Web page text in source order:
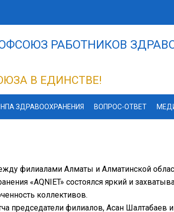
РАБОТНИКОВ
В ЕДИНСТВЕ!
НПА ЗДРАВООХРАНЕНИЯ ВОПРОС-ОТВЕТ
филиалами Алматы и Алматинской
«AQNIET» состоялся яркий и
коллективов.
председатели филиалов, Асан Шалтабаев